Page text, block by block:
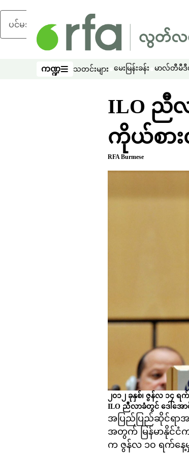
ပင်မအကြောင်းအရာသို့ ကျော်ရန်
ကဏ္ဍ
ကဏ္ဍ သတင်းများ မေးမြန်းခန်း မာလ်တီမီဒီ
ILO ညီလ
ကိုယ်စာ
RFA Burmese
၂၀၁၂ ခုနှစ်၊ ဇွန်လ ၁၄
ILO ညီလာခံတွင် ဒေါ်အောင်
အပြည်ပြည်ဆိုင်ရာအ
အတွက် မြန်မာနိုင်ငံ
က ဇွန်လ ၁၀ ရက်နေ့